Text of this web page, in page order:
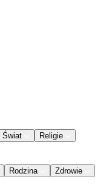
Świat
Religie
Rodzina
Zdrowie